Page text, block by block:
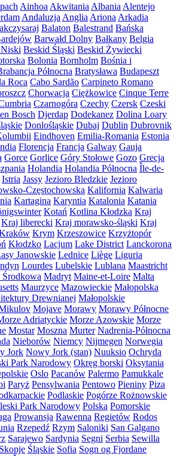
Ainhoa Akwitania Albania Alentejo
Andaluzja Anglia Ariona Arkadia
Balaton Balestrand Bańska
Barwałd Dolny Bałkany Belgia
Beskid Śląski Beskid Żywiecki
Bolonia Bornholm Bośnia i
Północna Bratysława Budapeszt
Roca Cabo Sardão Carpineto Romano
Chorwacja Ciężkowice Cinque Terre
Czarnogóra Czechy Czersk Czeski
Bosch Djerdap Dodekanez Dolina Loary
Donlośląskie Dubaj Dublin Dubrovnik
Eindhoven Emilia-Romania Estonia
Florencja Francja Galway Gauja
Gorce Gorlice Góry Stołowe Gozo Grecja
Holandia Holandia Północna Île-de-
Istria Jassy Jezioro Bledzkie Jezioro
Częstochowska Kalifornia Kalwaria
Kartagina Karyntia Katalonia Katania
Kotań Kotlina Kłodzka Kraj
Kraj liberecki Kraj morawsko-śląski Kraj
Krym Krzeszowice Krzyżtopór
Kłodzko Lacjum Lake District Lanckorona
Janowskie Lednice Liège Liguria
Lourdes Lubelskie Lublana Maastricht
Środkowa Madryt Maine-et-Loire Malta
Maurzyce Mazowieckie Małopolska
Drewnianej Małopolskie
Mojave Morawy Morawy Północne
Adriatyckie Morze Azowskie Morze
Mostar Moszna Murter Nadrenia-Północna
Nieborów Niemcy Nijmegen Norwegia
Jork Nowy Jork (stan) Nuuksio Ochryda
Park Narodowy Okręg borski Oksytania
Oslo Pacanów Palermo Pamukkale
Paryż Pensylwania Pentowo Pieniny Piza
Podlaskie Pogórze Rożnowskie
Park Narodowy Polska Pomorskie
Prowansja Rawenna Regietów Rodos
Rzepedź Rzym Saloniki San Galgano
Sarajewo Sardynia Segni Serbia Sewilla
Skopje Śląskie Sofia Sogn og Fjordane